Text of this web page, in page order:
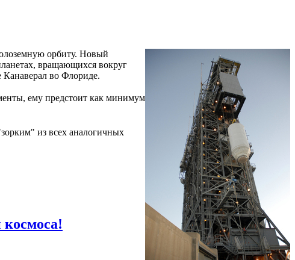
орбиту. Новый
вращающихся вокруг
Канаверал во Флориде.
ему предстоит как минимум
из всех аналогичных